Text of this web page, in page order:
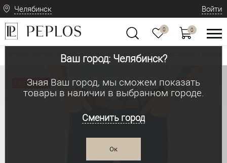
Челябинск
Ваш город: Челябинск?
Зная Ваш город, мы сможем показать
товары в наличии в выбранном городе.
Сменить город
Ок
Войти
0 0
Мужская одежда: классическая и современная Мужские джинсы |
Распродажа